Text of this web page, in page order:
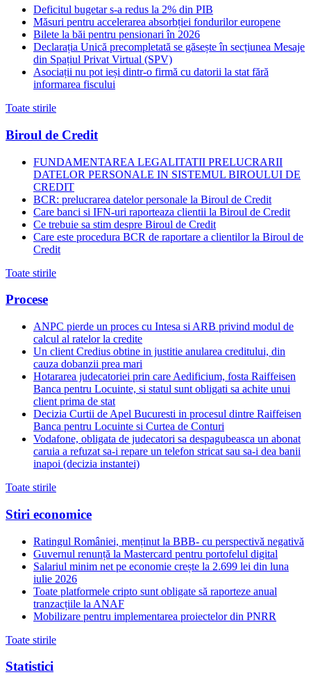
Deficitul bugetar s-a redus la 2% din PIB
Măsuri pentru accelerarea absorbției fondurilor europene
Bilete la băi pentru pensionari în 2026
Declarația Unică precompletată se găsește în secțiunea Mesaje
din Spațiul Privat Virtual (SPV)
Asociații nu pot ieși dintr-o firmă cu datorii la stat fără
informarea fiscului
Toate stirile
Biroul de Credit
FUNDAMENTAREA LEGALITATII PRELUCRARII
DATELOR PERSONALE IN SISTEMUL BIROULUI DE
CREDIT
BCR: prelucrarea datelor personale la Biroul de Credit
Care banci si IFN-uri raporteaza clientii la Biroul de Credit
Ce trebuie sa stim despre Biroul de Credit
Care este procedura BCR de raportare a clientilor la Biroul de
Credit
Toate stirile
Procese
ANPC pierde un proces cu Intesa si ARB privind modul de
calcul al ratelor la credite
Un client Credius obtine in justitie anularea creditului, din
cauza dobanzii prea mari
Hotararea judecatoriei prin care Aedificium, fosta Raiffeisen
Banca pentru Locuinte, si statul sunt obligati sa achite unui
client prima de stat
Decizia Curtii de Apel Bucuresti in procesul dintre Raiffeisen
Banca pentru Locuinte si Curtea de Conturi
Vodafone, obligata de judecatori sa despagubeasca un abonat
caruia a refuzat sa-i repare un telefon stricat sau sa-i dea banii
inapoi (decizia instantei)
Toate stirile
Stiri economice
Ratingul României, menținut la BBB- cu perspectivă negativă
Guvernul renunță la Mastercard pentru portofelul digital
Salariul minim net pe economie crește la 2.699 lei din luna
iulie 2026
Toate platformele cripto sunt obligate să raporteze anual
tranzacțiile la ANAF
Mobilizare pentru implementarea proiectelor din PNRR
Toate stirile
Statistici